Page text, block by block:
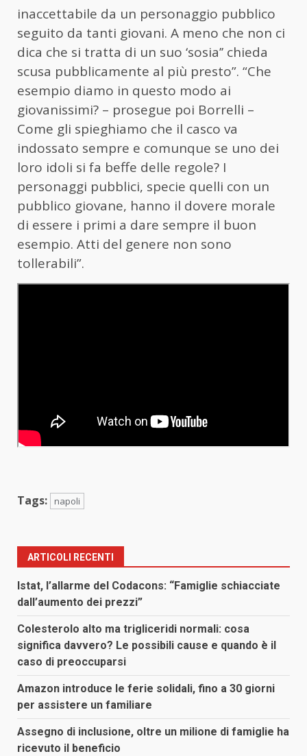
inaccettabile da un personaggio pubblico
seguito da tanti giovani. A meno che non ci
dica che si tratta di un suo ‘sosia’’ chieda
scusa pubblicamente al più presto”. “Che
esempio diamo in questo modo ai
giovanissimi? – prosegue poi Borrelli –
Come gli spieghiamo che il casco va
indossato sempre e comunque se uno dei
loro idoli si fa beffe delle regole? I
personaggi pubblici, specie quelli con un
pubblico giovane, hanno il dovere morale
di essere i primi a dare sempre il buon
esempio. Atti del genere non sono
tollerabili”.
Tags: napoli
ARTICOLI RECENTI
Istat, l’allarme del Codacons: “Famiglie schiacciate
dall’aumento dei prezzi”
Colesterolo alto ma trigliceridi normali: cosa
significa davvero? Le possibili cause e quando è il
caso di preoccuparsi
Amazon introduce le ferie solidali, fino a 30 giorni
per assistere un familiare
Assegno di inclusione, oltre un milione di famiglie ha
ricevuto il beneficio